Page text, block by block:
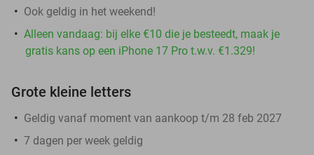
Ook geldig in het weekend!
Alleen vandaag: bij elke €10 die je besteedt, maak je
gratis kans op een iPhone 17 Pro t.w.v. €1.329!
Grote kleine letters
Geldig vanaf moment van aankoop t/m 28 feb 2027
7 dagen per week geldig